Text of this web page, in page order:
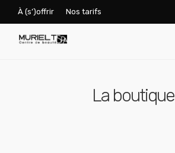
À (s’)offrir Nos tarifs
La boutique